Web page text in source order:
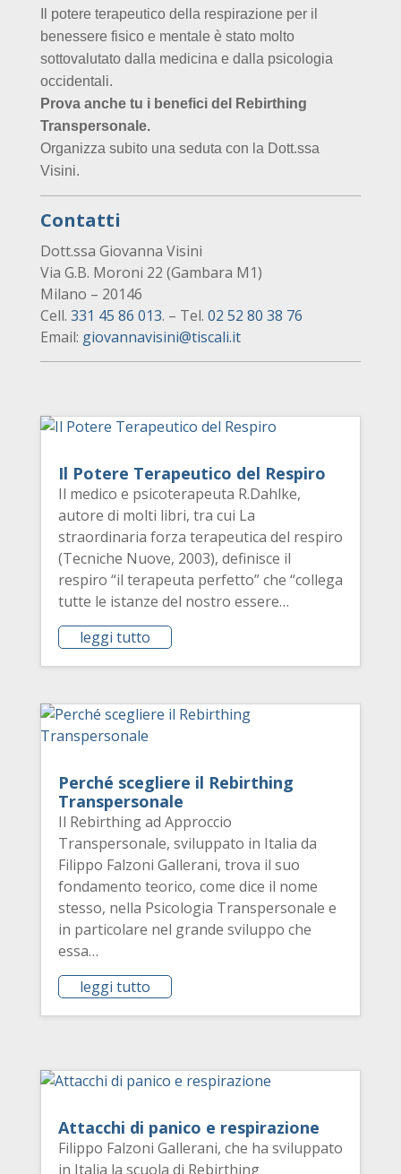
Il potere terapeutico della respirazione per il
benessere fisico e mentale è stato molto
sottovalutato dalla medicina e dalla psicologia
occidentali.
Prova anche tu i benefici del Rebirthing
Transpersonale.
Organizza subito una seduta con la Dott.ssa
Visini.
Contatti
Dott.ssa Giovanna Visini
Via G.B. Moroni 22 (Gambara M1)
Milano – 20146
Cell. 331 45 86 013. – Tel. 02 52 80 38 76
Email: giovannavisini@tiscali.it
Il Potere Terapeutico del Respiro
Il medico e psicoterapeuta R.Dahlke,
autore di molti libri, tra cui La
straordinaria forza terapeutica del respiro
(Tecniche Nuove, 2003), definisce il
respiro “il terapeuta perfetto” che “collega
tutte le istanze del nostro essere…
leggi tutto
Perché scegliere il Rebirthing
Transpersonale
Il Rebirthing ad Approccio
Transpersonale, sviluppato in Italia da
Filippo Falzoni Gallerani, trova il suo
fondamento teorico, come dice il nome
stesso, nella Psicologia Transpersonale e
in particolare nel grande sviluppo che
essa…
leggi tutto
Attacchi di panico e respirazione
Filippo Falzoni Gallerani, che ha sviluppato
in Italia la scuola di Rebirthing